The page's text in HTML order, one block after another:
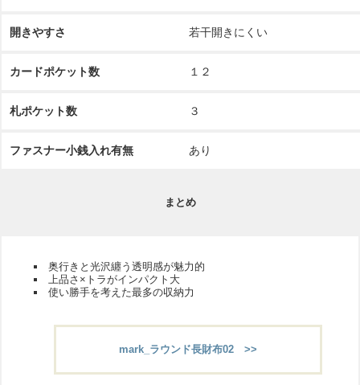
開きやすさ 若干開きにくい
カードポケット数 １２
札ポケット数 ３
ファスナー小銭入れ有無 あり
まとめ
奥行きと光沢纏う透明感が魅力的
上品さ×トラがインパクト大
使い勝手を考えた最多の収納力
mark_ラウンド長財布02 >>